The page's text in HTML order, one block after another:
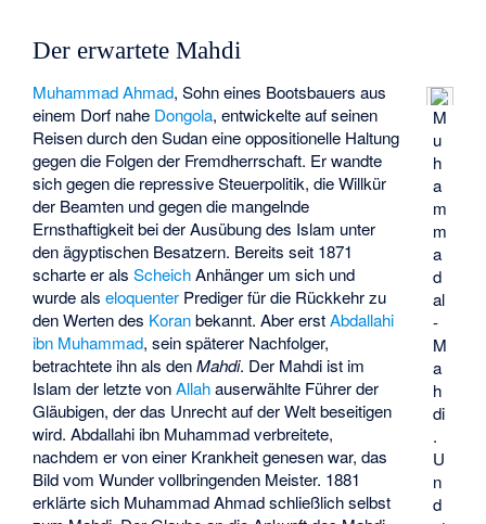
Der erwartete Mahdi
M
u
h
a
m
m
a
d
al
-
M
a
h
di
.
U
n
d
Muhammad Ahmad, Sohn eines Bootsbauers aus
einem Dorf nahe Dongola, entwickelte auf seinen
Reisen durch den Sudan eine oppositionelle Haltung
gegen die Folgen der Fremdherrschaft. Er wandte
sich gegen die repressive Steuerpolitik, die Willkür
der Beamten und gegen die mangelnde
Ernsthaftigkeit bei der Ausübung des Islam unter
den ägyptischen Besatzern. Bereits seit 1871
scharte er alsScheichAnhänger um sich und
wurde alseloquenter Prediger für die Rückkehr zu
den Werten des Koranbekannt. Aber erstAbdallahi
ibn Muhammad, sein späterer Nachfolger,
betrachtete ihn als denMahdi. Der Mahdi ist im
Islam der letzte vonAllahauserwählte Führer der
Gläubigen, der das Unrecht auf der Welt beseitigen
wird. Abdallahi ibn Muhammad verbreitete,
nachdem er von einer Krankheit genesen war, das
Bild vom Wunder vollbringenden Meister. 1881
erklärte sich Muhammad Ahmad schließlich selbst